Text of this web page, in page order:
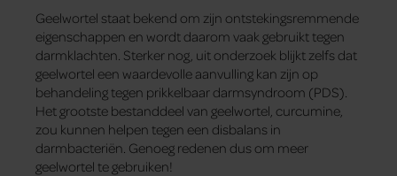
Geelwortel staat bekend om zijn ontstekingsremmende
eigenschappen en wordt daarom vaak gebruikt tegen
darmklachten. Sterker nog, uit onderzoek blijkt zelfs dat
geelwortel een waardevolle aanvulling kan zijn op
behandeling tegen prikkelbaar darmsyndroom (PDS).
Het grootste bestanddeel van geelwortel, curcumine,
zou kunnen helpen tegen een disbalans in
darmbacteriën. Genoeg redenen dus om meer
geelwortel te gebruiken!